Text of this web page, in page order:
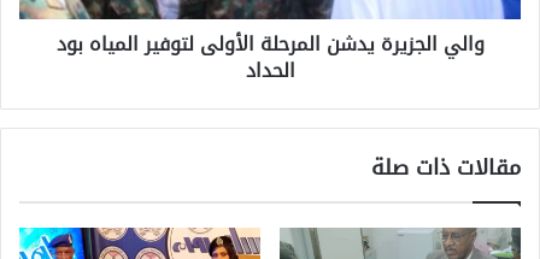
والي الجزيرة يدشن المرحلة الأولى لتوفير المياه بود
الحداد
مقالات ذات صلة